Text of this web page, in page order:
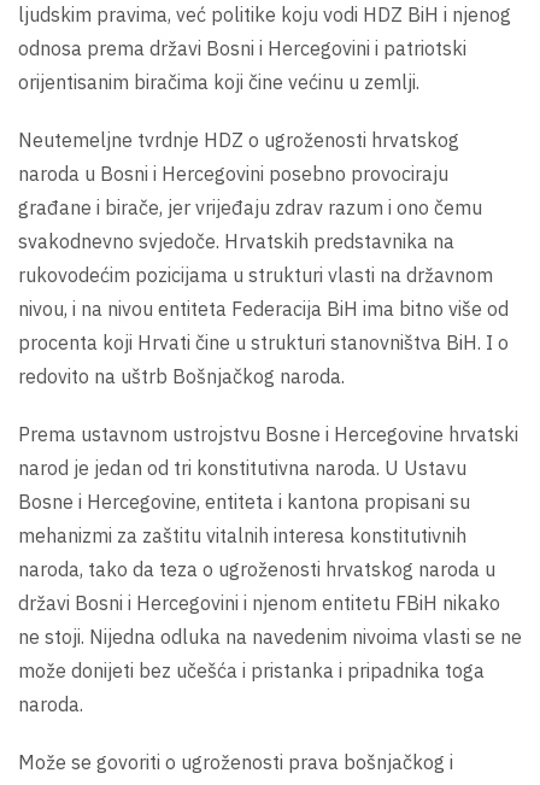
ljudskim pravima, već politike koju vodi HDZ BiH i njenog
odnosa prema državi Bosni i Hercegovini i patriotski
orijentisanim biračima koji čine većinu u zemlji.
Neutemeljne tvrdnje HDZ o ugroženosti hrvatskog
naroda u Bosni i Hercegovini posebno provociraju
građane i birače, jer vrijeđaju zdrav razum i ono čemu
svakodnevno svjedoče. Hrvatskih predstavnika na
rukovodećim pozicijama u strukturi vlasti na državnom
nivou, i na nivou entiteta Federacija BiH ima bitno više od
procenta koji Hrvati čine u strukturi stanovništva BiH. I o
redovito na uštrb Bošnjačkog naroda.
Prema ustavnom ustrojstvu Bosne i Hercegovine hrvatski
narod je jedan od tri konstitutivna naroda. U Ustavu
Bosne i Hercegovine, entiteta i kantona propisani su
mehanizmi za zaštitu vitalnih interesa konstitutivnih
naroda, tako da teza o ugroženosti hrvatskog naroda u
državi Bosni i Hercegovini i njenom entitetu FBiH nikako
ne stoji. Nijedna odluka na navedenim nivoima vlasti se ne
može donijeti bez učešća i pristanka i pripadnika toga
naroda.
Može se govoriti o ugroženosti prava bošnjačkog i